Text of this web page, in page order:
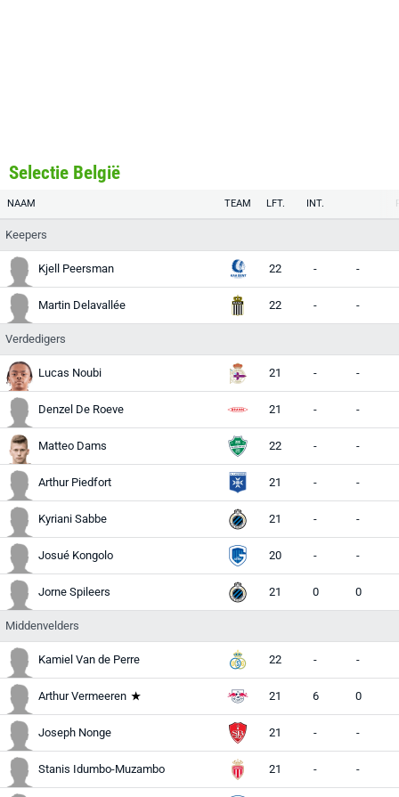
Selectie België
NAAM TEAM LFT. INT.
Keepers
Kjell Peersman 22 - -
Martin Delavallée 22 - -
Verdedigers
Lucas Noubi 21 - -
Denzel De Roeve 21 - -
Matteo Dams 22 - -
Arthur Piedfort 21 - -
Kyriani Sabbe 21 - -
Josué Kongolo 20 - -
Jorne Spileers 21 0 0
Middenvelders
Kamiel Van de Perre 22 - -
Arthur Vermeeren 21 6 0
Joseph Nonge 21 - -
Stanis Idumbo-Muzambo 21 - -